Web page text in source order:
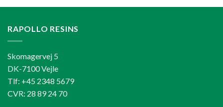
RAPOLLO RESINS
Skomagervej 5
DK-7100 Vejle
Tlf: +45 2348 5679
CVR: 28 89 24 70